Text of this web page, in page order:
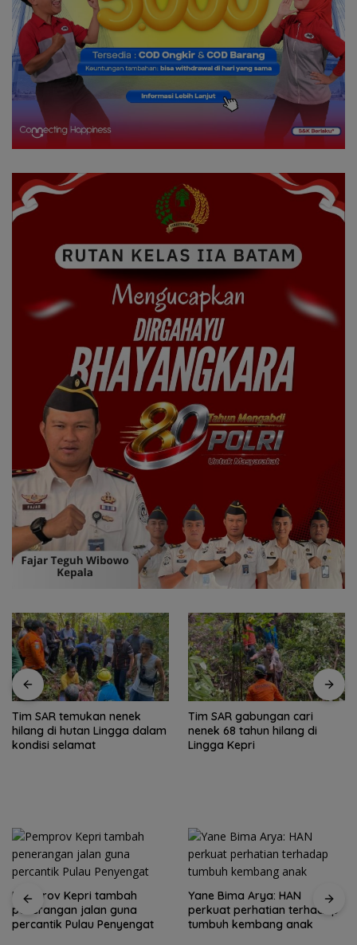
Tim SAR temukan nenek
hilang di hutan Lingga dalam
kondisi selamat
Tim SAR gabungan cari
nenek 68 tahun hilang di
Lingga Kepri
Pemprov Kepri tambah
penerangan jalan guna
percantik Pulau Penyengat
Yane Bima Arya: HAN
perkuat perhatian terhadap
tumbuh kembang anak